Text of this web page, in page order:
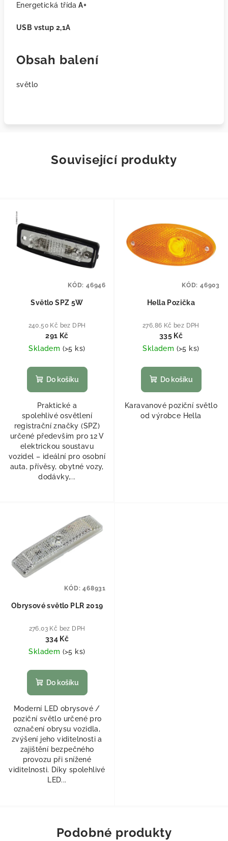
Energetická třída A+
USB vstup 2,1A
Obsah balení
světlo
Související produkty
Světlo SPZ 5W
240,50 Kč bez DPH
291 Kč
Skladem (>5 ks)
Do košíku
Praktické a
spolehlivé osvětlení
registrační značky (SPZ)
určené především pro 12 V
elektrickou soustavu
vozidel – ideální pro osobní
auta, přívěsy, obytné vozy,
dodávky,...
KÓD: 46946
Hella Pozička
276,86 Kč bez DPH
335 Kč
Skladem (>5 ks)
Do košíku
Karavanové poziční světlo
od výrobce Hella
KÓD: 46903
Obrysové světlo PLR 2019
276,03 Kč bez DPH
334 Kč
Skladem (>5 ks)
Do košíku
Moderní LED obrysové /
poziční světlo určené pro
označení obrysu vozidla,
zvýšení jeho viditelnosti a
zajištění bezpečného
provozu při snížené
viditelnosti. Díky spolehlivé
LED...
KÓD:468931
Podobné produkty